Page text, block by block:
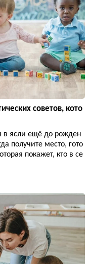
советов, кото
в ясли ещё до рожден
получите место, гото
покажет, кто в се